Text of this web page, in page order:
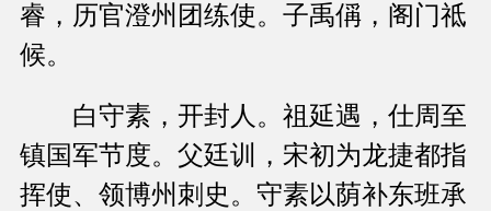
睿，历官澄州团练使。子禹偁，阁门祗
候。
白守素，开封人。祖延遇，仕周至
镇国军节度。父廷训，宋初为龙捷都指
挥使、领博州刺史。守素以荫补东班承